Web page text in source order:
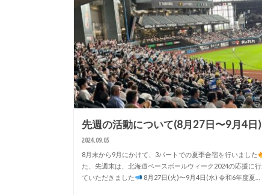
先週の活動について(8月27日〜9月4日)
2024.09.05
8月末から9月にかけて、3パートでの夏季合宿を行いました
た、先週末は、北海道ベースボールウィーク2024の応援に
ていただきました
8月27日(火)〜9月4日(水) 令和6年度夏…